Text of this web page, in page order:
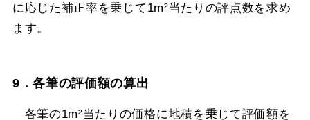
に応じた補正率を乗じて1m²当たりの評点数を求め
ます。
9．各筆の評価額の算出
各筆の1m²当たりの価格に地積を乗じて評価額を